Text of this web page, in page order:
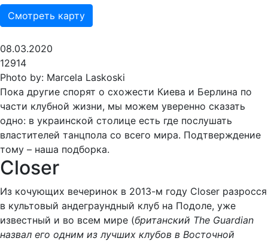
Смотреть карту
08.03.2020
12914
Photo by: Marcela Laskoski
Пока другие спорят о схожести Киева и Берлина по
части клубной жизни, мы можем уверенно сказать
одно: в украинской столице есть где послушать
властителей танцпола со всего мира. Подтверждение
тому – наша подборка.
Closer
Из кочующих вечеринок в 2013-м году Closer разросся
в культовый андеграундный клуб на Подоле, уже
известный и во всем мире (британский The Guardian
назвал его одним из лучших клубов в Восточной